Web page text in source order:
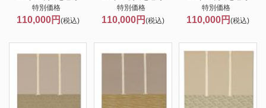
特別価格
110,000円 (税込)
特別価格
110,000円 (税込)
特別価格
110,000円(税込)